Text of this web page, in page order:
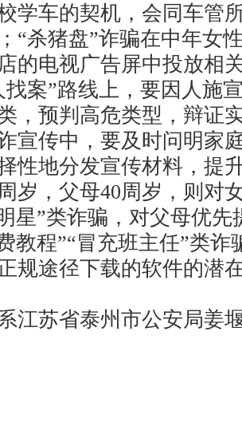
学车的契机，会同车管
“杀猪盘”诈骗在中年女
的电视广告屏中投放相
”路线上，要因人施
，预判高危类型，辩证
宣传中，要及时问明家
性地分发宣传材料，提
岁，父母40周岁，则对
星”类诈骗，对父母优先
教程”“冒充班主任”类
规途径下载的软件的潜
苏省泰州市公安局姜